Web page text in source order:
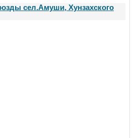
сел.Амуши, Хунзахского